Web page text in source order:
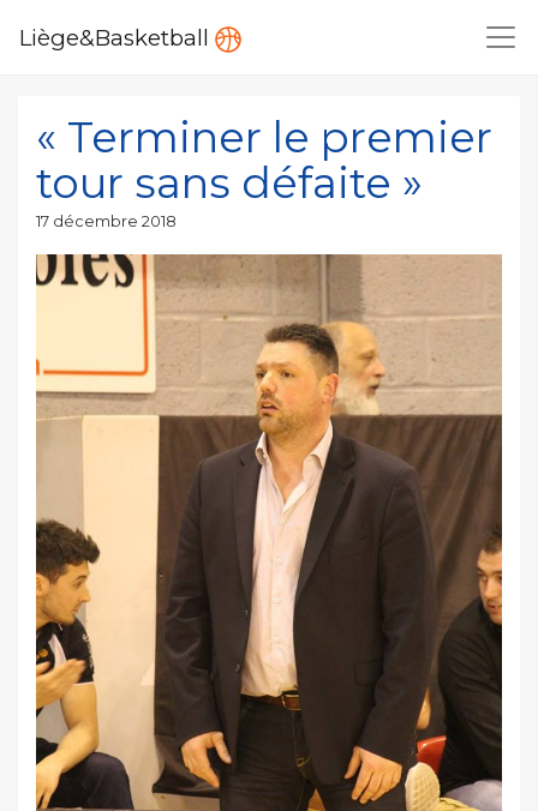
Liège&Basketball
« Terminer le premier
tour sans défaite »
Publié
17 décembre 2018